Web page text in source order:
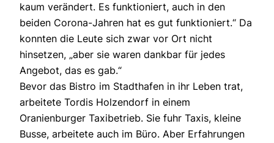
kaum verändert. Es funktioniert, auch in den
beiden Corona-Jahren hat es gut funktioniert.“ Da
konnten die Leute sich zwar vor Ort nicht
hinsetzen, „aber sie waren dankbar für jedes
Angebot, das es gab.“
Bevor das Bistro im Stadthafen in ihr Leben trat,
arbeitete Tordis Holzendorf in einem
Oranienburger Taxibetrieb. Sie fuhr Taxis, kleine
Busse, arbeitete auch im Büro. Aber Erfahrungen